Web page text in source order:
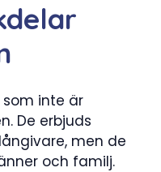
inte är
De erbjuds
men de
och familj.